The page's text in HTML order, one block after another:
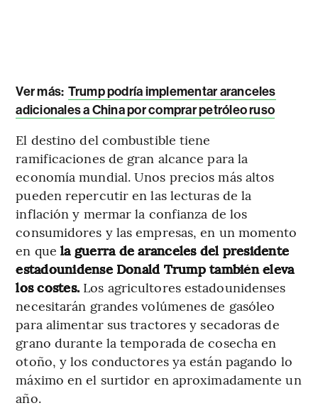
Ver más: Trump podría implementar aranceles
adicionales a China por comprar petróleo ruso
El destino del combustible tiene
ramificaciones de gran alcance para la
economía mundial. Unos precios más altos
pueden repercutir en las lecturas de la
inflación y mermar la confianza de los
consumidores y las empresas, en un momento
en que la guerra de aranceles del presidente
estadounidense Donald Trump también eleva
los costes. Los agricultores estadounidenses
necesitarán grandes volúmenes de gasóleo
para alimentar sus tractores y secadoras de
grano durante la temporada de cosecha en
otoño, y los conductores ya están pagando lo
máximo en el surtidor en aproximadamente un
año.